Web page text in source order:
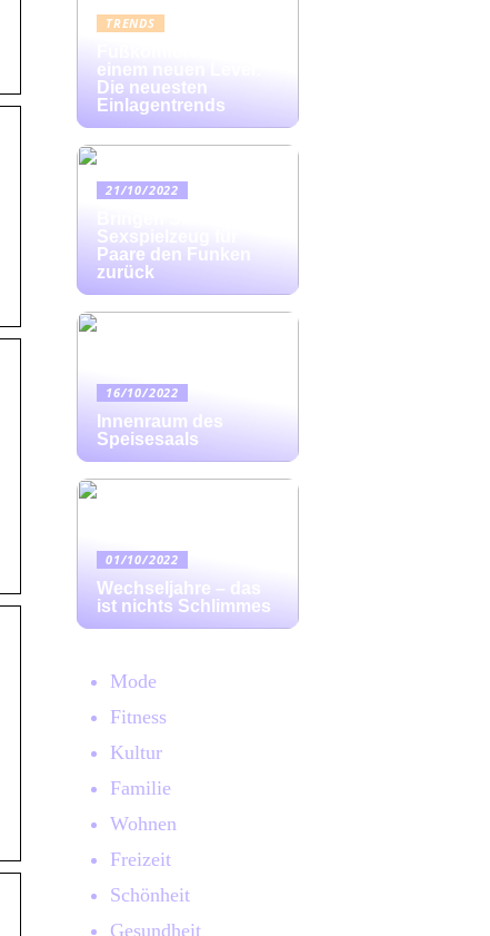
TRENDS
einem neuen Level:
Die neuesten
Einlagentrends
21/10/2022
Sexspielzeug für
Paare den Funken
zurück
16/10/2022
Innenraum des
Speisesaals
01/10/2022
Wechseljahre – das
ist nichts Schlimmes
Mode
Fitness
Kultur
Familie
Wohnen
Freizeit
Schönheit
Gesundheit